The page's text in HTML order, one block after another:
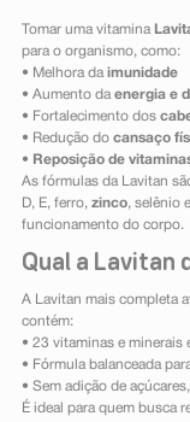
Tomar uma vitamina
para o organismo, como:
• Melhora da imunidade
• Aumento da energia e
• Fortalecimento dos
• Redução do cansaço
• Reposição de
As fórmulas da Lavitan
D, E, ferro, zinco, selênio
funcionamento do corpo.
Qual a Lavitan
A Lavitan mais completa
contém:
• 23 vitaminas e minerais
• Fórmula balanceada
• Sem adição de
É ideal para quem busca